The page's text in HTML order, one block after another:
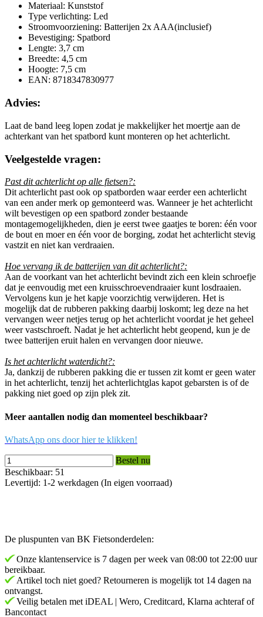
Materiaal: Kunststof
Type verlichting: Led
Stroomvoorziening: Batterijen 2x AAA(inclusief)
Bevestiging: Spatbord
Lengte: 3,7 cm
Breedte: 4,5 cm
Hoogte: 7,5 cm
EAN: 8718347830977
Advies:
Laat de band leeg lopen zodat je makkelijker het moertje aan de
achterkant van het spatbord kunt monteren op het achterlicht.
Veelgestelde vragen:
Past dit achterlicht op alle fietsen?:
Dit achterlicht past ook op spatborden waar eerder een achterlicht
van een ander merk op gemonteerd was. Wanneer je het achterlicht
wilt bevestigen op een spatbord zonder bestaande
montagemogelijkheden, dien je eerst twee gaatjes te boren: één voor
de bout en moer en één voor de borging, zodat het achterlicht stevig
vastzit en niet kan verdraaien.
Hoe vervang ik de batterijen van dit achterlicht?:
Aan de voorkant van het achterlicht bevindt zich een klein schroefje
dat je eenvoudig met een kruisschroevendraaier kunt losdraaien.
Vervolgens kun je het kapje voorzichtig verwijderen. Het is
mogelijk dat de rubberen pakking daarbij loskomt; leg deze na het
vervangen weer netjes terug op het achterlicht voordat je het geheel
weer vastschroeft. Nadat je het achterlicht hebt geopend, kun je de
twee batterijen eruit halen en vervangen door nieuwe.
Is het achterlicht waterdicht?:
Ja, dankzij de rubberen pakking die er tussen zit komt er geen water
in het achterlicht, tenzij het achterlichtglas kapot gebarsten is of de
pakking niet goed op zijn plek zit.
Meer aantallen nodig dan momenteel beschikbaar?
WhatsApp ons door hier te klikken!
Bestel nu
Beschikbaar: 51
Levertijd: 1-2 werkdagen (In eigen voorraad)
De pluspunten van BK Fietsonderdelen:
Onze klantenservice is 7 dagen per week van 08:00 tot 22:00 uur
bereikbaar.
Artikel toch niet goed? Retourneren is mogelijk tot 14 dagen na
ontvangst.
Veilig betalen met iDEAL | Wero, Creditcard, Klarna achteraf of
Bancontact